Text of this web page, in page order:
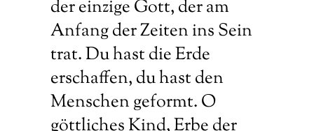
der einzige Gott, der am
Anfang der Zeiten ins Sein
trat. Du hast die Erde
erschaffen, du hast den
Menschen geformt. O